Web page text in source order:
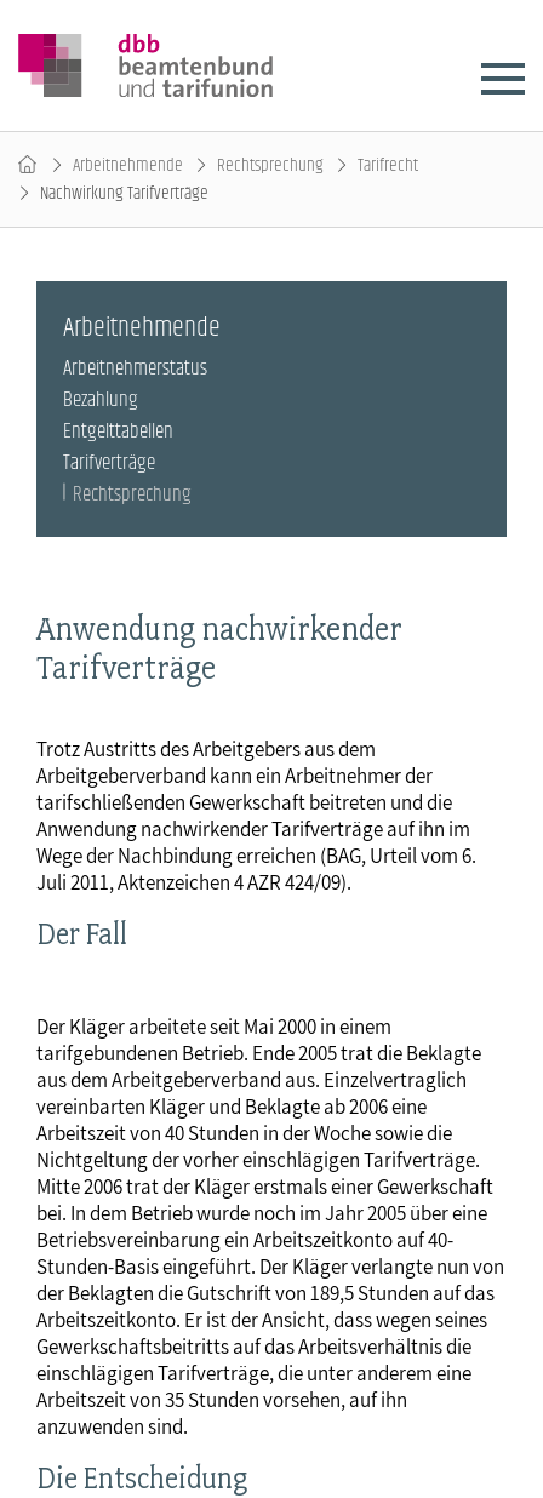
Arbeitnehmende Rechtsprechung
Tarifrecht
Nachwirkung Tarifverträge
Anwendung nachwirkender
Tarifverträge
Trotz Austritts des Arbeitgebers aus dem
Arbeitgeberverband kann ein Arbeitnehmer der
tarifschließenden Gewerkschaft beitreten und die
Anwendung nachwirkender Tarifverträge auf ihn im
Wege der Nachbindung erreichen (BAG, Urteil vom 6.
Juli 2011, Aktenzeichen 4 AZR 424/09).
Der Fall
Der Kläger arbeitete seit Mai 2000 in einem
tarifgebundenen Betrieb. Ende 2005 trat die Beklagte
aus dem Arbeitgeberverband aus. Einzelvertraglich
vereinbarten Kläger und Beklagte ab 2006 eine
Arbeitszeit von 40 Stunden in der Woche sowie die
Nichtgeltung der vorher einschlägigen Tarifverträge.
Mitte 2006 trat der Kläger erstmals einer Gewerkschaft
bei. In dem Betrieb wurde noch im Jahr 2005 über eine
Betriebsvereinbarung ein Arbeitszeitkonto auf 40-
Stunden-Basis eingeführt. Der Kläger verlangte nun von
der Beklagten die Gutschrift von 189,5 Stunden auf das
Arbeitszeitkonto. Er ist der Ansicht, dass wegen seines
Gewerkschaftsbeitritts auf das Arbeitsverhältnis die
einschlägigen Tarifverträge, die unter anderem eine
Arbeitszeit von 35 Stunden vorsehen, auf ihn
anzuwenden sind.
Die Entscheidung
Arbeitnehmende
Arbeitnehmerstatus
Bezahlung
Entgelttabellen
Tarifverträge
Rechtsprechung